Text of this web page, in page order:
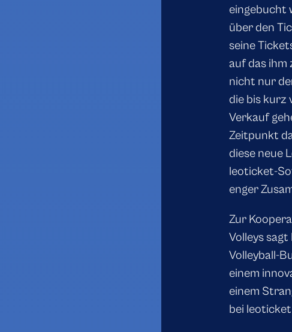
eingebucht
über den
seine
auf das ihm
nicht nur
die bis kurz
Verkauf
Zeitpunkt
diese neue
leoticket-
enger
Zur
Volleys
Volleyball-
einem
einem
bei leoticket